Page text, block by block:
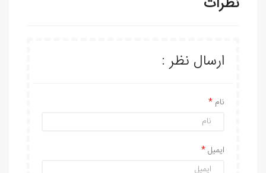
ارسال نظر :
نام
ایمیل